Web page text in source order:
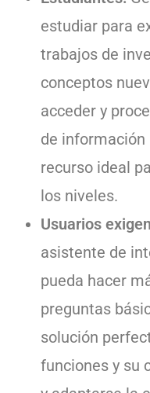
estudiar para
trabajos de
conceptos
acceder y
de información
recurso ideal
los niveles.
Usuarios
asistente de
pueda hacer
preguntas
solución
funciones y su